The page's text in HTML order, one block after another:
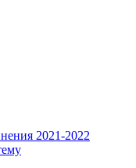
2021-2022